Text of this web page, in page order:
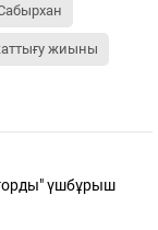
жиыны
үшбұрыш